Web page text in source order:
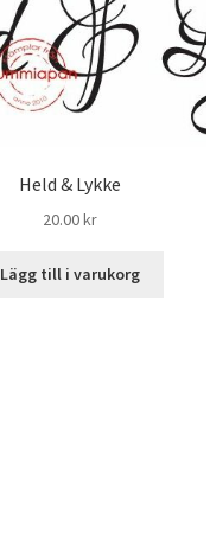
Held & Lykke
20.00kr
Lägg till i varukorg